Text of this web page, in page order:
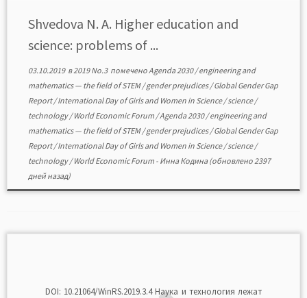
Shvedova N. A. Higher education and
science: problems of ...
03.10.2019в2019 No.3 помеченоAgenda 2030/engineering and
mathematics — the field of STEM/gender prejudices/Globаl Gender Gаp
Report/International Dаy of Girls and Women in Science/science/
technology/World Economic Forum /Agenda 2030/engineering and
mathematics — the field of STEM/gender prejudices/Globаl Gender Gаp
Report/International Dаy of Girls and Women in Science/science/
technology/World Economic Forum - Инна Кодина(обновлено 2397
дней назад)
DOI: 10.21064/WinRS.2019.3.4 Нaука и технология лежaт